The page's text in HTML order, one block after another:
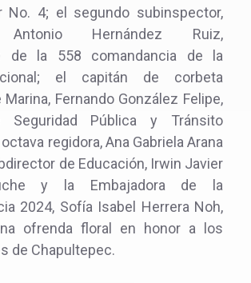
No. 4; el segundo subinspector,
Antonio Hernández Ruiz,
de la 558 comandancia de la
el capitán de corbeta
Fernando González Felipe,
Seguridad Pública y Tránsito
regidora, Ana Gabriela Arana
de Educación, Irwin Javier
y la Embajadora de la
2024, Sofía Isabel Herrera Noh,
ofrenda floral en honor a los
de Chapultepec.